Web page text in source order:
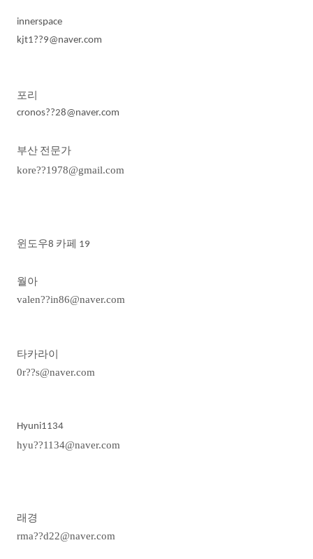
innerspace
kjt1??9@naver.com
포리
cronos??28@naver.com
부산 전문가
kore??1978@gmail.com
윈도우8 카페 19
월아
valen??in86@naver.com
타카라이
0r??s@naver.com
Hyuni1134
hyu??1134@naver.com
래경
rma??d22@naver.com